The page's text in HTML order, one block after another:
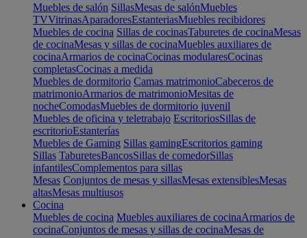
Muebles de salón SillasMesas de salónMuebles
TVVitrinasAparadoresEstanteriasMuebles recibidores
Muebles de cocina Sillas de cocinasTaburetes de cocinaMesas
de cocinaMesas y sillas de cocinaMuebles auxiliares de
cocinaArmarios de cocinaCocinas modularesCocinas
completasCocinas a medida
Muebles de dormitorio Camas matrimonioCabeceros de
matrimonioArmarios de matrimonioMesitas de
nocheComodasMuebles de dormitorio juvenil
Muebles de oficina y teletrabajo EscritoriosSillas de
escritorioEstanterías
Muebles de Gaming Sillas gamingEscritorios gaming
Sillas TaburetesBancosSillas de comedorSillas
infantilesComplementos para sillas
Mesas Conjuntos de mesas y sillasMesas extensiblesMesas
altasMesas multiusos
Cocina
Muebles de cocina Muebles auxiliares de cocinaArmarios de
cocinaConjuntos de mesas y sillas de cocinaMesas de